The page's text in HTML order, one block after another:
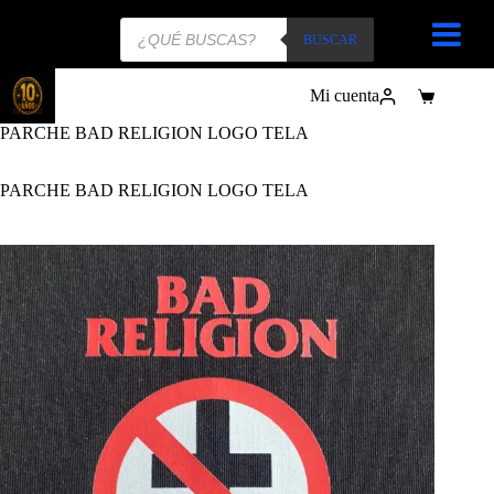
Búsqueda
BUSCAR
Mi cuenta
Carro
PARCHE BAD RELIGION LOGO TELA
PARCHE BAD RELIGION LOGO TELA